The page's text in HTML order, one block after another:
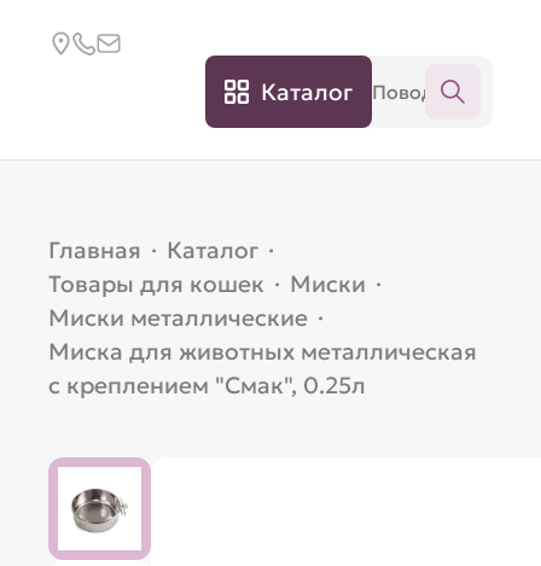
Каталог
Главная · Каталог ·
Товары для кошек · Миски ·
Миски металлические ·
Миска для животных металлическая
с креплением "Смак", 0.25л